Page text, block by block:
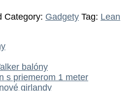
Category: Gadgety Tag: Lean
balóny
s priemerom 1 meter
girlandy